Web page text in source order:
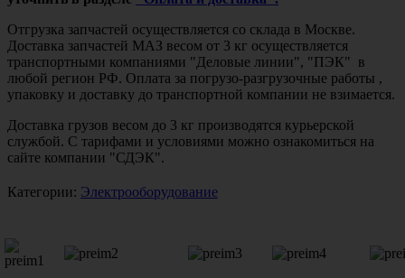
Отгрузка запчастей осуществляется со склада в Москве.
Доставка запчастей МАЗ весом от 3 кг осуществляется
транспортными компаниями "Деловые линии", "ПЭК" в
любой регион РФ. Оплата за погрузо-разгрузочные работы ,
упаковку и доставку до транспортной компании не взимается.
Доставка грузов весом до 3 кг производятся курьерской
службой. С тарифами и условиями можно ознакомиться на
сайте компании "СДЭК".
Категории: Электрооборудование